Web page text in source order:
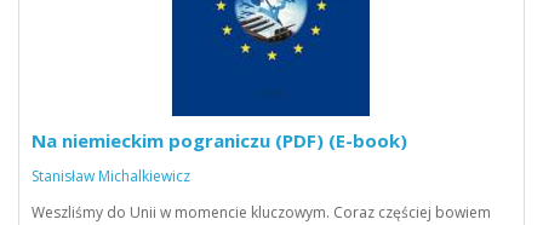
Na niemieckim pograniczu (PDF) (E-book)
Stanisław Michalkiewicz
Weszliśmy do Unii w momencie kluczowym. Coraz częściej bowiem